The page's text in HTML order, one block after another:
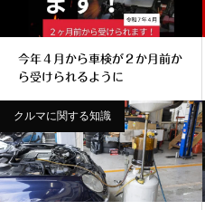
今年４月から車検が２か月前か
ら受けられるように
クルマに関する知識